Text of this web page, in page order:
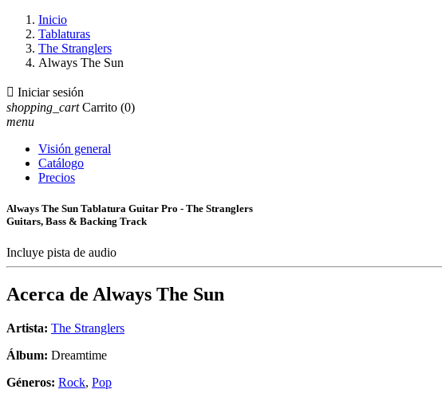
Inicio
Tablaturas
The Stranglers
Always The Sun
 Iniciar sesión
shopping_cart Carrito (0)
menu
Visión general
Catálogo
Precios
Always The Sun Tablatura Guitar Pro - The Stranglers
Guitars, Bass & Backing Track
Incluye pista de audio
Acerca de Always The Sun
Artista: The Stranglers
Álbum: Dreamtime
Géneros: Rock, Pop